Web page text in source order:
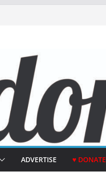
ADVERTISE ♥ DONATE